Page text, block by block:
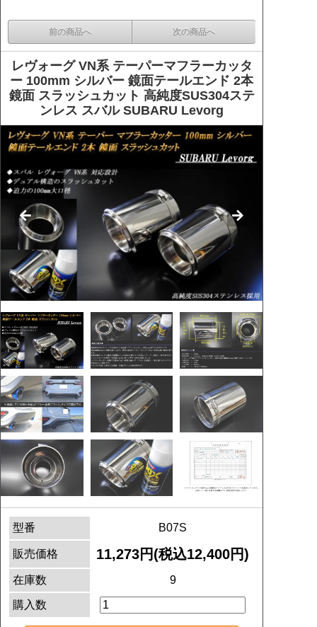
前の商品へ 次の商品へ
レヴォーグ VN系 テーパーマフラーカッタ
ー 100mm シルバー 鏡面テールエンド 2本
鏡面 スラッシュカット 高純度SUS304ステ
ンレス スバル SUBARU Levorg
型番 B07S
販売価格 11,273円(税込12,400円)
在庫数 9
購入数